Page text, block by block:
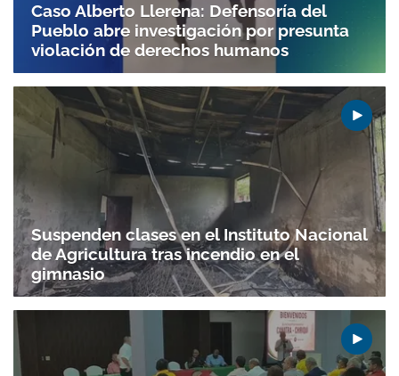
Gracias por suscribirte a nuestro boletín.
ACEPTAR
Caso Alberto Llerena: Defensoría del
Pueblo abre investigación por presunta
violación de derechos humanos
Suspenden clases en el Instituto Nacional
de Agricultura tras incendio en el
gimnasio